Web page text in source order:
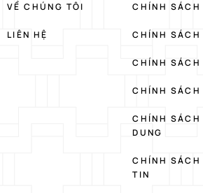
VỀ CHÚNG TÔI
LIÊN HỆ
CHÍNH SÁCH
CHÍNH SÁCH
CHÍNH SÁCH
CHÍNH
CHÍNH SÁCH
DUNG
CHÍNH SÁCH
TIN